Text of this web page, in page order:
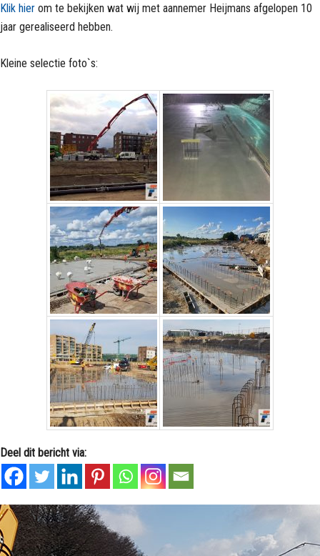
Klik hier om te bekijken wat wij met aannemer Heijmans afgelopen 10
jaar gerealiseerd hebben.
Kleine selectie foto`s:
Deel dit bericht via: